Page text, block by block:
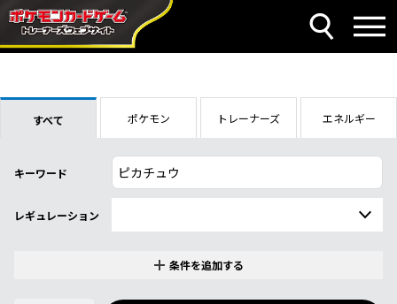
すべて ポケモン トレーナーズ エネルギー
キーワード
レギュレーション
条件を追加する